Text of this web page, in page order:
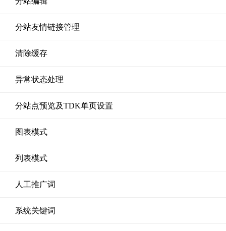
分站友情链接管理
清除缓存
异常状态处理
分站点预览及TDK单页设置
图表模式
列表模式
人工推广词
系统关键词